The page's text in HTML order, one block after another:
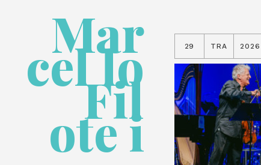
Mar
cel lo
Fil
ote i
29 TRA 2026